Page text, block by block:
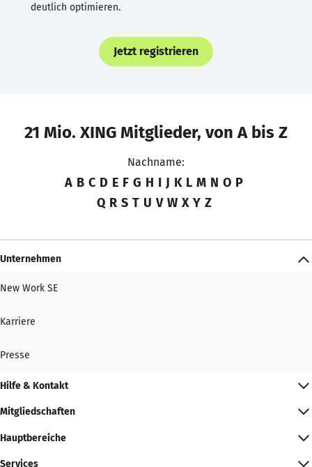
deutlich optimieren.
Jetzt registrieren
21 Mio. XING Mitglieder, von A bis Z
Nachname:
A B C D E F G H I J K L M N O P
Q R S T U V W X Y Z
Unternehmen
New Work SE
Karriere
Presse
Hilfe & Kontakt
Mitgliedschaften
Hauptbereiche
Services